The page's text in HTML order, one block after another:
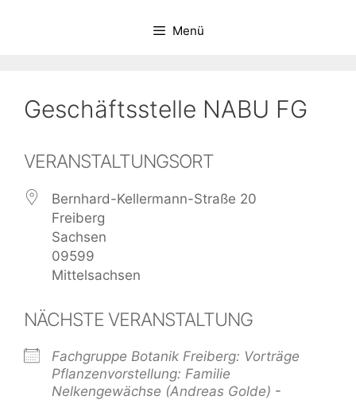
Menü
Geschäftsstelle NABU FG
VERANSTALTUNGSORT
Bernhard-Kellermann-Straße 20
Freiberg
Sachsen
09599
Mittelsachsen
NÄCHSTE VERANSTALTUNG
Fachgruppe Botanik Freiberg: Vorträge
Pflanzenvorstellung: Familie
Nelkengewächse (Andreas Golde) -